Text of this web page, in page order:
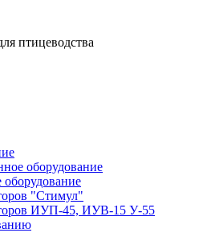
птицеводства
оборудование
"Стимул"
ИУП-45, ИУВ-15 У-55